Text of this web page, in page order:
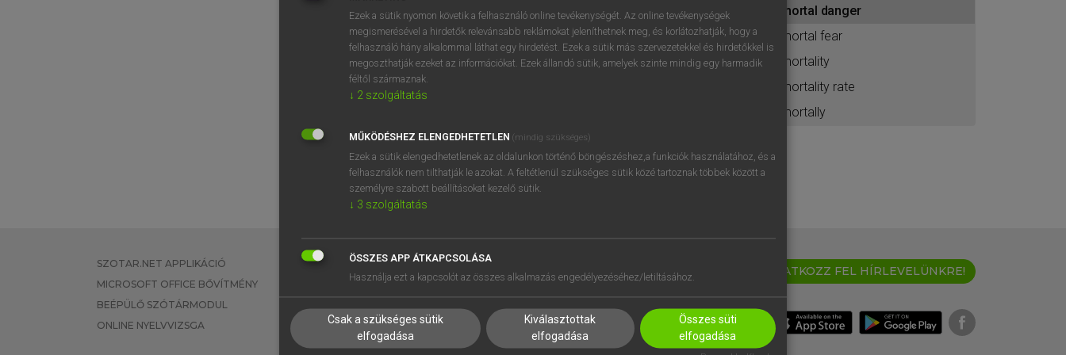
BELÉPÉS
próbaverziójának elindításához
regisztrálok ésbelépek.
REGISZTRÁCIÓ
mortal danger
mortal fear
mortality
mortality rate
mortally
SZOTAR.NET APPLIKÁCIÓ
MICROSOFT OFFICE BŐVÍTMÉNY
BEÉPÜLŐ SZÓTÁRMODUL
ONLINE NYELVVIZSGA
EGYÉNI FELHASZNÁLÓKNAK
TANULÓKNAK
VÁLLALATI MEGOLDÁSOK
SÚGÓ
RÓLUNK
SÜTI BEÁLLÍTÁSOK
IRATKOZZ FEL HÍRLEVELÜNKRE!
Ezek a sütik nyomon követik a felhasználó online tevékenységét. Az online tevékenységek
megismerésével a hirdetők relevánsabb reklámokat jeleníthetnek meg, és korlátozhatják, hogy a
felhasználó hány alkalommal láthat egy hirdetést. Ezek a sütik más szervezetekkel és hirdetőkkel is
megoszthatják ezeket az információkat. Ezek állandó sütik, amelyek szinte mindig egy harmadik
féltől származnak.
↓ 2 szolgáltatás
MŰKÖDÉSHEZ ELENGEDHETETLEN (mindig szükséges)
Ezek a sütik elengedhetetlenek az oldalunkon történő böngészéshez,a funkciók használatához, és a
felhasználók nem tilthatják le azokat. A feltétlenül szükséges sütik közé tartoznak többek között a
személyre szabott beállításokat kezelő sütik.
↓ 3 szolgáltatás
ÖSSZES APP ÁTKAPCSOLÁSA
Használja ezt a kapcsolót az összes alkalmazás engedélyezéséhez/letiltásához.
Csak a szükséges sütik
elfogadása
Kiválasztottak
elfogadása
Összes süti
elfogadása